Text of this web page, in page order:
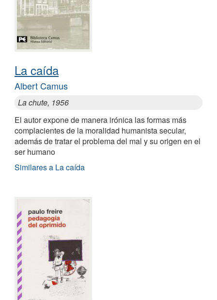
La caída
Albert Camus
La chute, 1956
El autor expone de manera irónica las formas más
complacientes de la moralidad humanista secular,
además de tratar el problema del mal y su origen en el
ser humano
Similares a La caída